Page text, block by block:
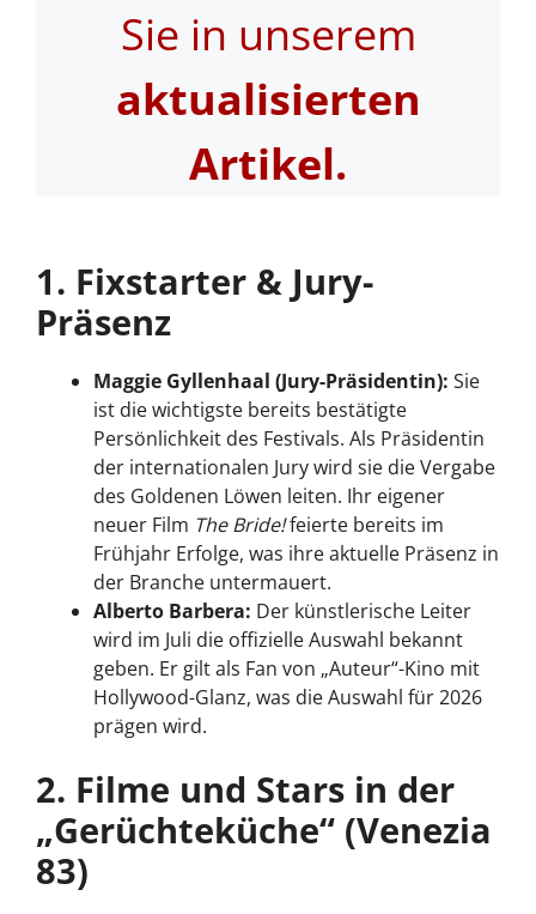
Sie in unserem
aktualisierten
Artikel.
1. Fixstarter & Jury-
Präsenz
Maggie Gyllenhaal (Jury-Präsidentin): Sie
ist die wichtigste bereits bestätigte
Persönlichkeit des Festivals. Als Präsidentin
der internationalen Jury wird sie die Vergabe
des Goldenen Löwen leiten. Ihr eigener
neuer Film The Bride!feierte bereits im
Frühjahr Erfolge, was ihre aktuelle Präsenz in
der Branche untermauert.
Alberto Barbera: Der künstlerische Leiter
wird im Juli die offizielle Auswahl bekannt
geben. Er gilt als Fan von „Auteur“-Kino mit
Hollywood-Glanz, was die Auswahl für 2026
prägen wird.
2. Filme und Stars in der
„Gerüchteküche“ (Venezia
83)